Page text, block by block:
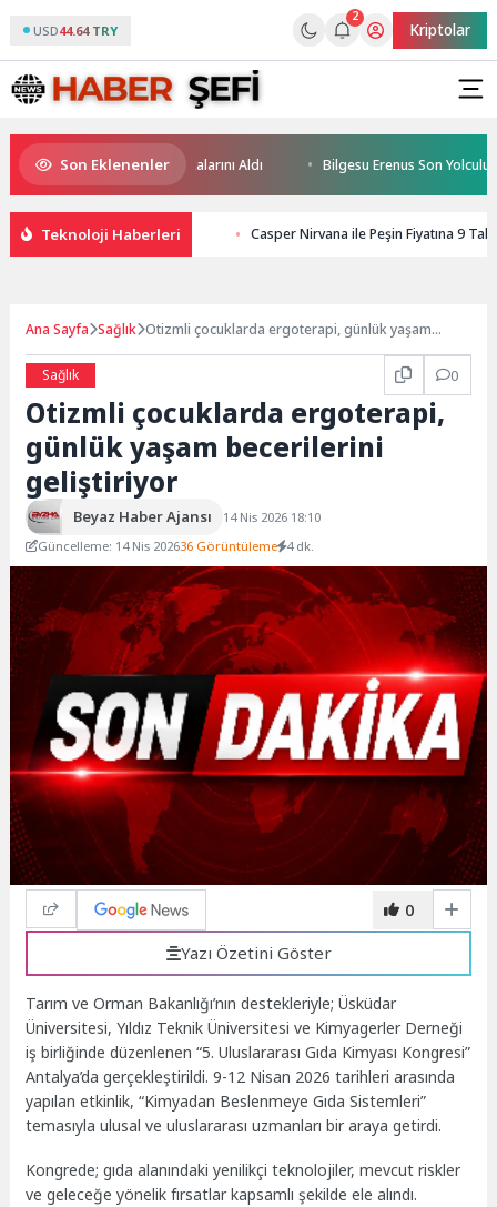
USD44.64 TRY
2
Kriptolar
Son Eklenenler
Yüzücüleri Sertifikalarını Aldı Bilgesu Erenus Son Yolculuğuna
Teknoloji Haberleri Casper Nirvana ile Peşin Fiyatına 9
Ana Sayfa Sağlık Otizmli çocuklarda ergoterapi, günlük yaşam
Sağlık
0
Otizmli çocuklarda ergoterapi,
günlük yaşam becerilerini
geliştiriyor
Beyaz Haber Ajansı
14 Nis 2026 18:10
Güncelleme: 14 Nis 202636 Görüntüleme 4 dk.
0
Yazı Özetini Göster
Tarım ve Orman Bakanlığı’nın destekleriyle; Üsküdar
Üniversitesi, Yıldız Teknik Üniversitesi ve Kimyagerler Derneği
iş birliğinde düzenlenen “5. Uluslararası Gıda Kimyası Kongresi”
Antalya’da gerçekleştirildi. 9-12 Nisan 2026 tarihleri arasında
yapılan etkinlik, “Kimyadan Beslenmeye Gıda Sistemleri”
temasıyla ulusal ve uluslararası uzmanları bir araya getirdi.
Kongrede; gıda alanındaki yenilikçi teknolojiler, mevcut riskler
ve geleceğe yönelik fırsatlar kapsamlı şekilde ele alındı.